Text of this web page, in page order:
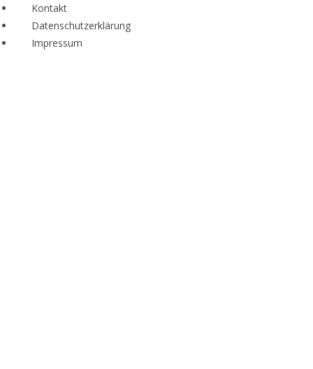
Kontakt
Willkommen
Eins ist sicher - wenn Frauen
zusammentreffen, entsteht Magie!
Kontakt
Datenschutzerklärung
Impressum